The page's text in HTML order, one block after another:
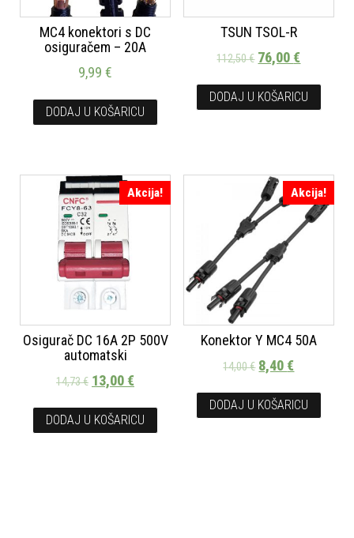
MC4 konektori s DC
osiguračem – 20A
9,99€
DODAJ U KOŠARICU
TSUN TSOL-R
112,50€ 76,00€
DODAJ U KOŠARICU
Akcija!
Osigurač DC 16A 2P 500V
automatski
14,73€ 13,00€
DODAJ U KOŠARICU
Akcija!
Konektor Y MC4 50A
14,00€ 8,40€
DODAJ U KOŠARICU